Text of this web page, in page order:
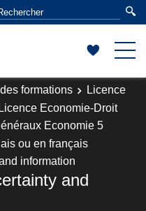
formations
Licence
Economie-Droit
Economie 5
ou en français
information
and